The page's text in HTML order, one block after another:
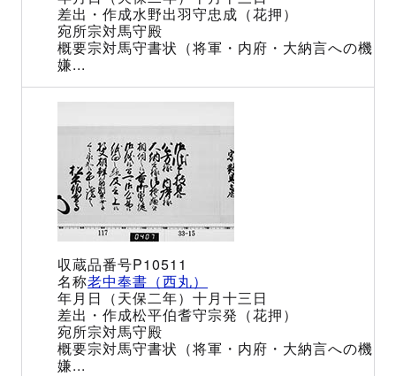
水野出羽守忠成（花押）
宗対馬守殿
宗対馬守書状（将軍・内府・大納言への機
嫌...
P10511
老中奉書（西丸）
（天保二年）十月十三日
松平伯耆守宗発（花押）
宗対馬守殿
宗対馬守書状（将軍・内府・大納言への機
嫌...